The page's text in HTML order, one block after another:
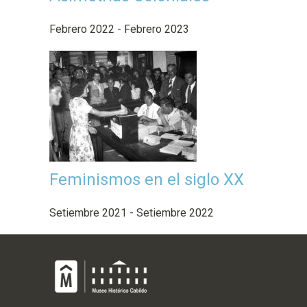
Febrero 2022 - Febrero 2023
Feminismos en el siglo XX
Setiembre 2021 - Setiembre 2022